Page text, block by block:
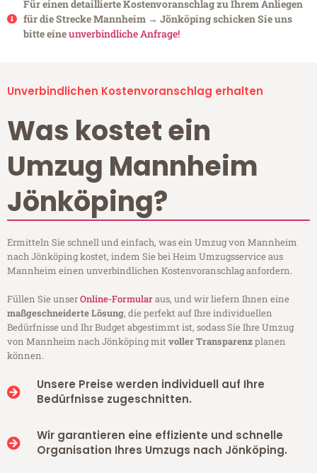
Für einen detaillierte Kostenvoranschlag zu Ihrem Anliegen
für die Strecke Mannheim → Jönköping schicken Sie uns
bitte eineunverbindliche Anfrage!
Unverbindlichen Kostenvoranschlag erhalten
Was kostet ein
Umzug Mannheim
Jönköping?
Ermitteln Sie schnell und einfach, was ein Umzug von Mannheim
nach Jönköping kostet, indem Sie bei Heim Umzugsservice aus
Mannheim einen unverbindlichen Kostenvoranschlag anfordern.
Füllen Sie unserOnline-Formularaus, und wir liefern Ihnen eine
maßgeschneiderte Lösung, die perfekt auf Ihre individuellen
Bedürfnisse und Ihr Budget abgestimmt ist, sodass Sie Ihre Umzug
von Mannheim nach Jönköping mitvoller Transparenzplanen
können.
Unsere Preise werden individuell auf Ihre
Bedürfnisse zugeschnitten.
Wir garantieren eine effiziente und schnelle
Organisation Ihres Umzugs nach Jönköping.